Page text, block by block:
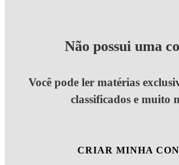
Não possui uma
Você pode ler matérias
classificados e muito
CRIAR MINHA